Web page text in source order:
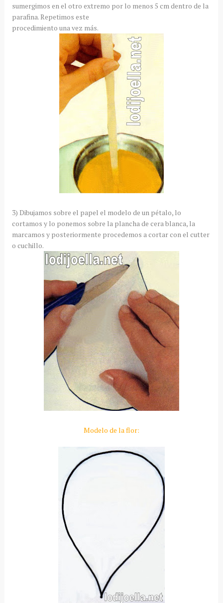
sumergimos en el otro extremo por lo menos 5 cm dentro de la
parafina. Repetimos este
procedimiento una vez más.
3) Dibujamos sobre el papel el modelo de un pétalo, lo
cortamos y lo ponemos sobre la plancha de cera blanca, la
marcamos y posteriormente procedemos a cortar con el cutter
o cuchillo.
Modelo de la flor: